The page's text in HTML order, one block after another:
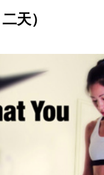
天）